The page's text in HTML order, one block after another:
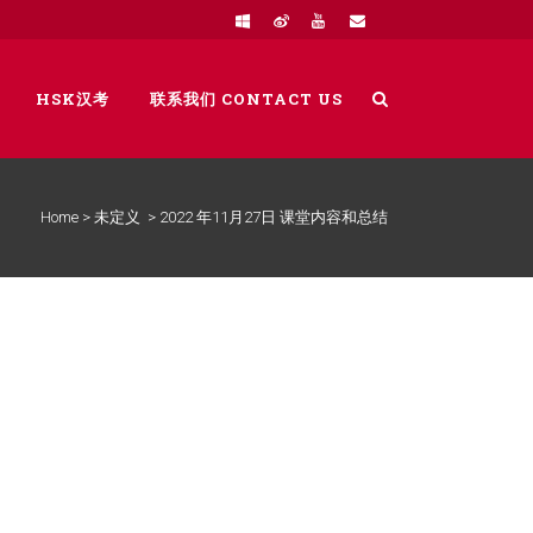
HSK汉考 联系我们 CONTACT US
Home > 未定义 > 2022 年11月27日 课堂内容和总结